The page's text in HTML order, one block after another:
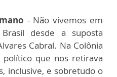
- Não vivemos em
desde a suposta
Cabral. Na Colônia
que nos retirava
inclusive, e sobretudo o